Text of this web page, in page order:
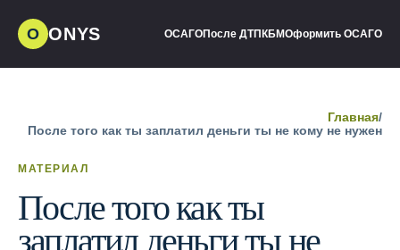
О ONYS ОСАГОПосле ДТП КБМОформить ОСАГО
Главная/
После того как ты заплатил деньги ты не кому не нужен
МАТЕРИАЛ
После того как ты
заплатил деньги ты не